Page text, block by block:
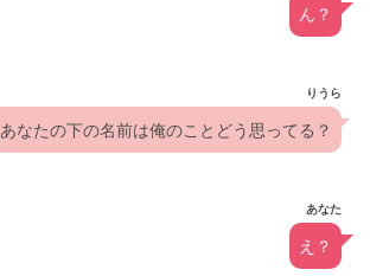
ん？
りうら
あなたの下の名前は俺のことどう思ってる？
あなた
え？